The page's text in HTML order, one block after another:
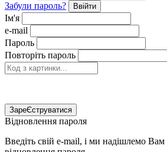
Забули пароль?
Ввійти
Ім'я
e-mail
Пароль
Повторіть пароль
ЗареЄструватися
Відновлення пароля
Введіть свій e-mail, і ми надішлемо